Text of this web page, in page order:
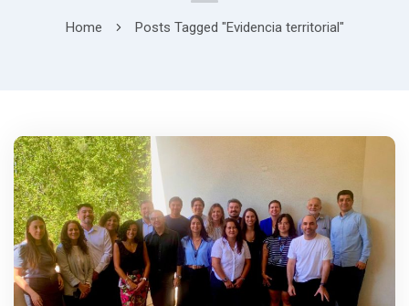
Home Posts Tagged "Evidencia territorial"